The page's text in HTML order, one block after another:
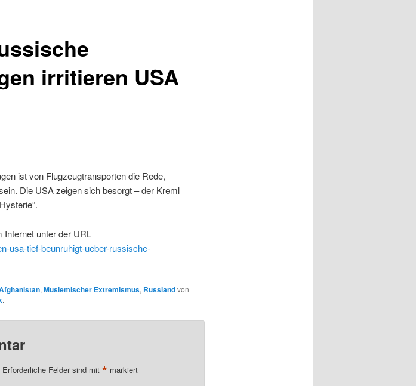
irritieren USA
ist von Flugzeugtransporten die Rede,
Die USA zeigen sich besorgt – der Kreml
Internet unter der URL
usa-tief-beunruhigt-ueber-russische-
, Muslemischer Extremismus, Russlandvon
.
Erforderliche Felder sind mit * markiert